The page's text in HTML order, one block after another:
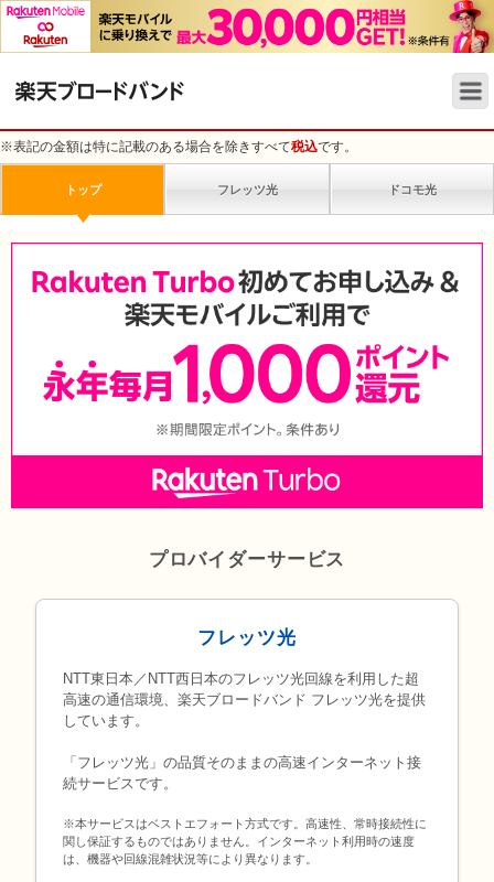
※表記の金額は特に記載のある場合を除きすべて税込です。
トップ フレッツ光 ドコモ光
プロバイダーサービス
フレッツ光
NTT東日本／NTT西日本のフレッツ光回線を利用した超
高速の通信環境、楽天ブロードバンド フレッツ光を提供
しています。
「フレッツ光」の品質そのままの高速インターネット接
続サービスです。
※本サービスはベストエフォート方式です。高速性、常時接続性に
関し保証するものではありません。インターネット利用時の速度
は、機器や回線混雑状況等により異なります。